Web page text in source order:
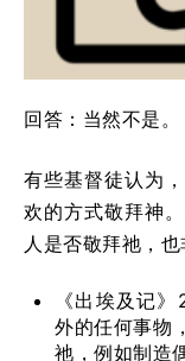
回答：当然不是。
有些基督徒认为
欢的方式敬拜神
人是否敬拜祂，也
《出埃及记
外的任何事物
祂，例如制造